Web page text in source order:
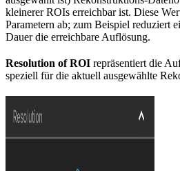
kleinerer ROIs erreichbar ist. Diese
Parametern ab; zum Beispiel reduziert
Dauer die erreichbare Auflösung.
Resolution of ROI repräsentiert die
speziell für die aktuell ausgewählte